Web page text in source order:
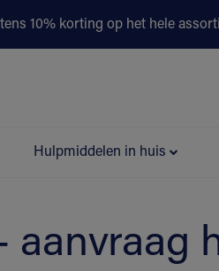
10% korting op het hele
Hulpmiddelen in huis
aanvraag